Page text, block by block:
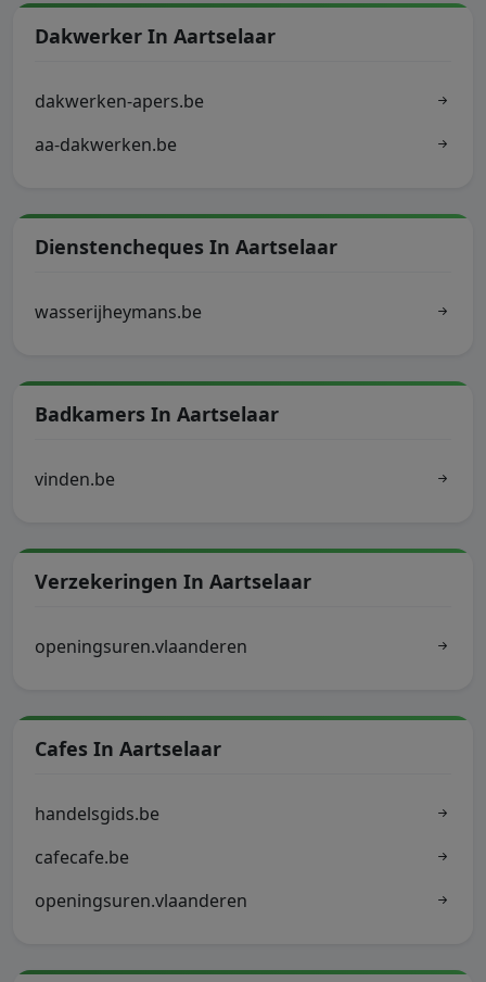
Dakwerker In Aartselaar
dakwerken-apers.be
aa-dakwerken.be
Dienstencheques In Aartselaar
wasserijheymans.be
Badkamers In Aartselaar
vinden.be
Verzekeringen In Aartselaar
openingsuren.vlaanderen
Cafes In Aartselaar
handelsgids.be
cafecafe.be
openingsuren.vlaanderen